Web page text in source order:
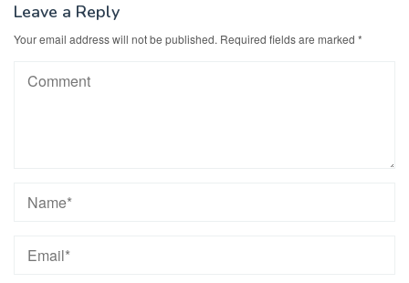
Leave a Reply
Your email address will not be published. Required fields are marked *